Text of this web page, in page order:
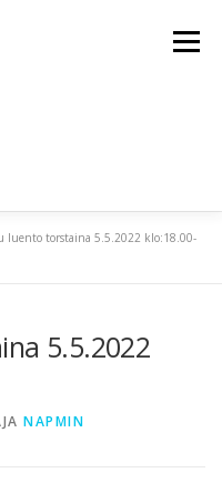
Valikko
LEHDET
luento torstaina 5.5.2022 klo:18.00-
5.5.2022
NAPMIN